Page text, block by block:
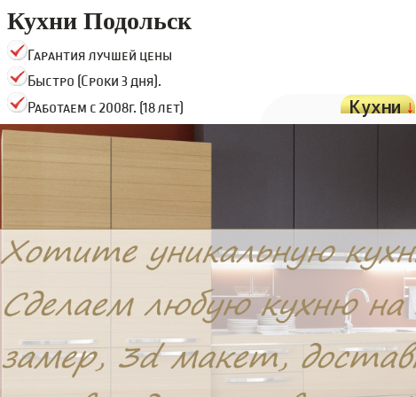
Кухни Подольск
Гарантия лучшей цены
Быстро (Сроки 3 дня).
Работаем с 2008г. (18 лет)
Кухни↓